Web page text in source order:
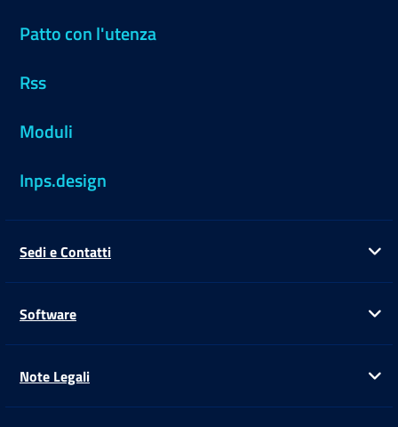
Patto con l'utenza
Rss
Moduli
Inps.design
Sedi e Contatti
Software
Note Legali